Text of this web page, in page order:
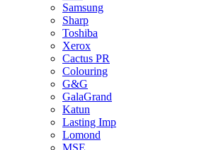
Samsung
Sharp
Toshiba
Xerox
Cactus PR
Colouring
G&G
GalaGrand
Katun
Lasting Imp
Lomond
MSE